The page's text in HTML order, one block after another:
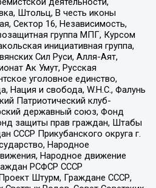
Штольц, В честь иконы
Сектор 16, Независимость,
группа МПГ, Курсом
инициативная группа,
Сил Руси, Алля-Аят,
Ак Умут, Русская
уголовное единство,
Нация и свобода, W.H.С., Фалунь
Патриотический клуб-
державный союз, Фонд
защиты прав граждан, Штабы
СССР Прикубанского округа г.
Народное
Народное движение
РСФСР СССР
Штурм, Граждане СССР,